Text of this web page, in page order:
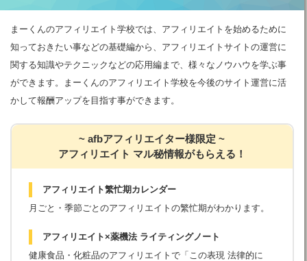
まーくんのアフィリエイト学校では、アフィリエイトを始めるために
知っておきたい事などの基礎編から、アフィリエイトサイトの運営に
関する知識やテクニックなどの応用編まで、様々なノウハウを学ぶ事
ができます。まーくんのアフィリエイト学校を今後のサイト運営に活
かして報酬アップを目指す事ができます。
~ afbアフィリエイター様限定 ~
アフィリエイト マル秘情報がもらえる！
アフィリエイト繁忙期カレンダー
月ごと・季節ごとのアフィリエイトの繁忙期がわかります。
アフィリエイト×薬機法 ライティングノート
健康食品・化粧品のアフィリエイトで「この表現 法律的に